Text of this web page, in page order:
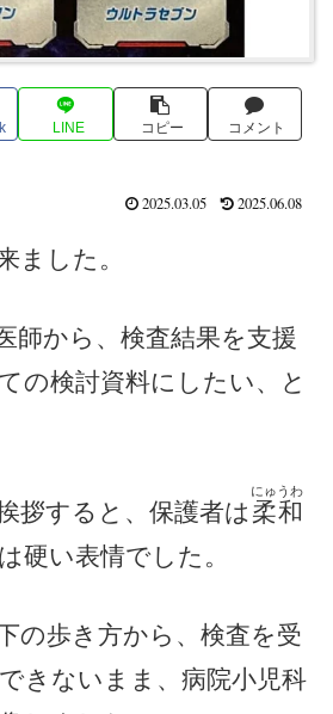
LINE コピー コメント
2025.03.05 2025.06.08
ました。
師から、検査結果を支援
の検討資料にしたい、と
拶すると、保護者は 柔和
にゅうわ
硬い表情でした。
の歩き方から、検査を受
きないまま、病院小児科